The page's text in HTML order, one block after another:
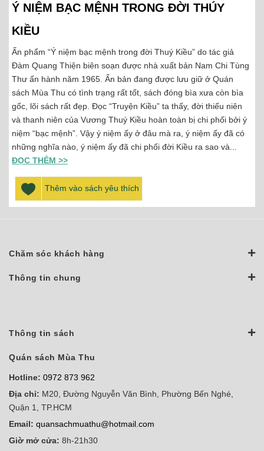
Ý NIỆM BẠC MỆNH TRONG ĐỜI THÚY
KIỀU
Ấn phẩm “Ý niệm bạc mệnh trong đời Thuý Kiều” do tác giả
Đàm Quang Thiện biên soạn được nhà xuất bản Nam Chi Tùng
Thư ấn hành năm 1965. Ấn bản đang được lưu giữ ở Quán
sách Mùa Thu có tình trạng rất tốt, sách đóng bìa xưa còn bìa
gốc, lõi sách rất đẹp. Đọc “Truyện Kiều” ta thấy, đời thiếu niên
và thanh niên của Vương Thuý Kiều hoàn toàn bị chi phối bởi ý
niệm “bạc mệnh”. Vậy ý niệm ấy ở đâu mà ra, ý niệm ấy đã có
những nghĩa nào, ý niệm ấy đã chi phối đời Kiều ra sao và...
ĐỌC THÊM >>
Thêm vào sách yêu thích
Chăm sóc khách hàng
Thông tin chung
Thông tin sách
Quán sách Mùa Thu
Hotline: 0972 873 962
Địa chỉ: M20, Đường Nguyễn Văn Bình, Phường Bến Nghé,
Quận 1, TP.HCM
Email: quansachmuathu@hotmail.com
Giờ mở cửa: 8h-21h30